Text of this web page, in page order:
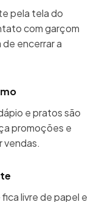
pela tela do
com garçom
de encerrar a
e pratos são
promoções e
vendas.
livre de papel e